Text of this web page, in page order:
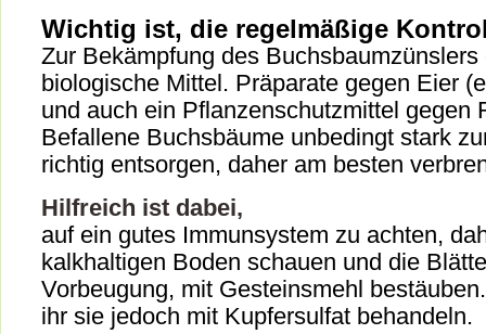
Wichtig ist, die regelmäßige
Zur Bekämpfung des Buchsbaumzünslers
biologische Mittel. Präparate gegen Eier
und auch ein Pflanzenschutzmittel gegen
Befallene Buchsbäume unbedingt stark
richtig entsorgen, daher am besten
Hilfreich ist dabei,
auf ein gutes Immunsystem zu achten,
kalkhaltigen Boden schauen und die
Vorbeugung, mit Gesteinsmehl
ihr sie jedoch mit Kupfersulfat behandeln.